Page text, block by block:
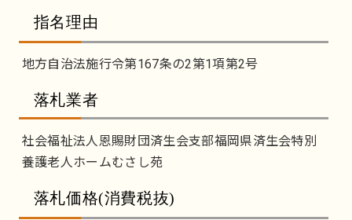
指名理由
地方自治法施行令第167条の2第1項第2号
落札業者
社会福祉法人恩賜財団済生会支部福岡県済生会特別
養護老人ホームむさし苑
落札価格(消費税抜)